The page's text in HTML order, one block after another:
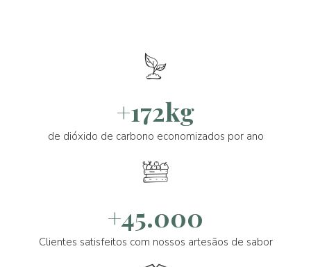
+172kg
de dióxido de carbono economizados por ano
+45.000
Clientes satisfeitos com nossos artesãos de sabor